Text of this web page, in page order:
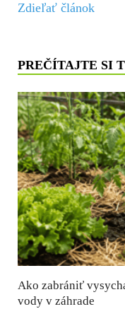
Zdieľať článok
PREČÍTAJTE SI
Ako zabrániť
vody v záhrade